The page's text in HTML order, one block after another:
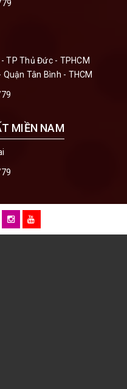
TP Thủ Đức - TPHCM
Tân Bình - THCM
MIỀN NAM